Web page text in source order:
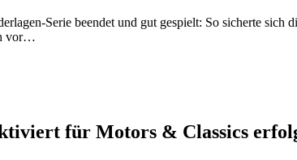
Serie beendet und gut gespielt: So sicherte sich
vor…
für Motors & Classics